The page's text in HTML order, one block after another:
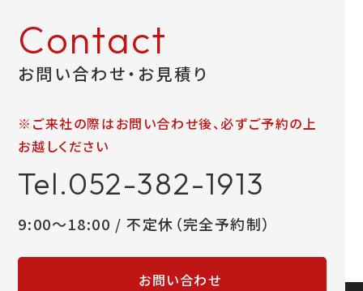
Contact
お問い合わせ・お見積り
※ご来社の際はお問い合わせ後、必ずご予約の上
お越しください
Tel.052-382-1913
9:00～18:00 / 不定休（完全予約制）
お問い合わせ